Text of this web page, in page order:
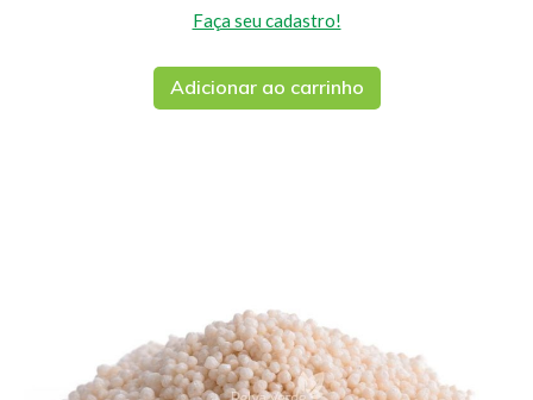
Faça seu cadastro!
Adicionar ao carrinho